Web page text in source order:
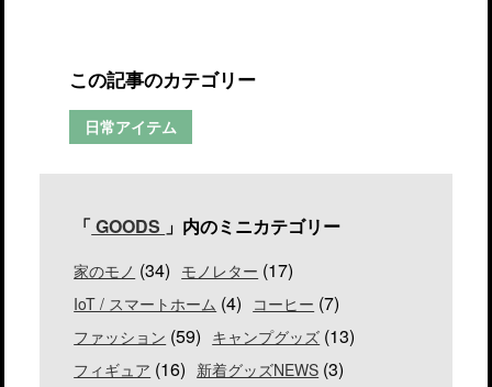
この記事のカテゴリー
日常アイテム
「 GOODS 」内のミニカテゴリー
家のモノ (34) モノレター (17)
IoT / スマートホーム (4) コーヒー (7)
ファッション (59) キャンプグッズ (13)
フィギュア (16) 新着グッズNEWS (3)